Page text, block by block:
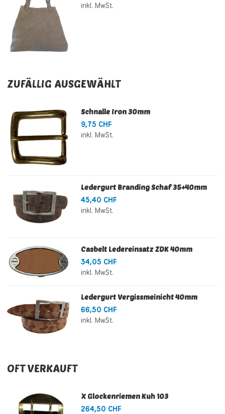
inkl. MwSt.
ZUFÄLLIG AUSGEWÄHLT
Schnalle Iron 30mm
9,75 CHF
inkl. MwSt.
Ledergurt Branding Schaf 35+40mm
45,40 CHF
inkl. MwSt.
Casbelt Ledereinsatz ZDK 40mm
34,05 CHF
inkl. MwSt.
Ledergurt Vergissmeinicht 40mm
66,50 CHF
inkl. MwSt.
OFT VERKAUFT
X Glockenriemen Kuh 103
264,50 CHF